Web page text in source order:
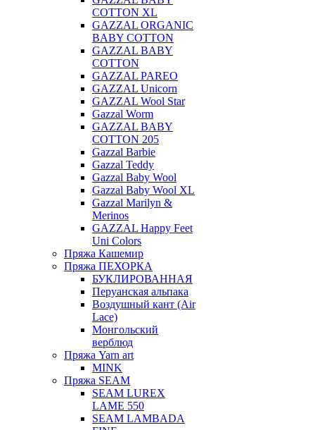
COTTON XL
GAZZAL ORGANIC
BABY COTTON
GAZZAL BABY
COTTON
GAZZAL PAREO
GAZZAL Unicorn
GAZZAL Wool Star
Gazzal Worm
GAZZAL BABY
COTTON 205
Gazzal Barbie
Gazzal Teddy
Gazzal Baby Wool
Gazzal Baby Wool XL
Gazzal Marilyn &
Merinos
GAZZAL Happy Feet
Uni Colors
Пряжа Кашемир
Пряжа ПЕХОРКА
БУКЛИРОВАННАЯ
Перуанская альпака
Воздушный кант (Air
Lace)
Монгольский
верблюд
Пряжа Yarn art
MINK
Пряжа SEAM
SEAM LUREX
LAME 550
SEAM LAMBADA